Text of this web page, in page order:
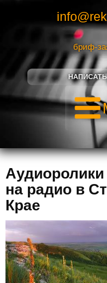
бриф-
НАПИСАТЬ
на радио в
Крае